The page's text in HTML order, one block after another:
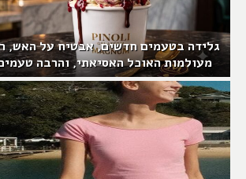
גלידה בטעמים חדשים, אבטיח על האש,
מעולמות האוכל האסיאתי, והרבה